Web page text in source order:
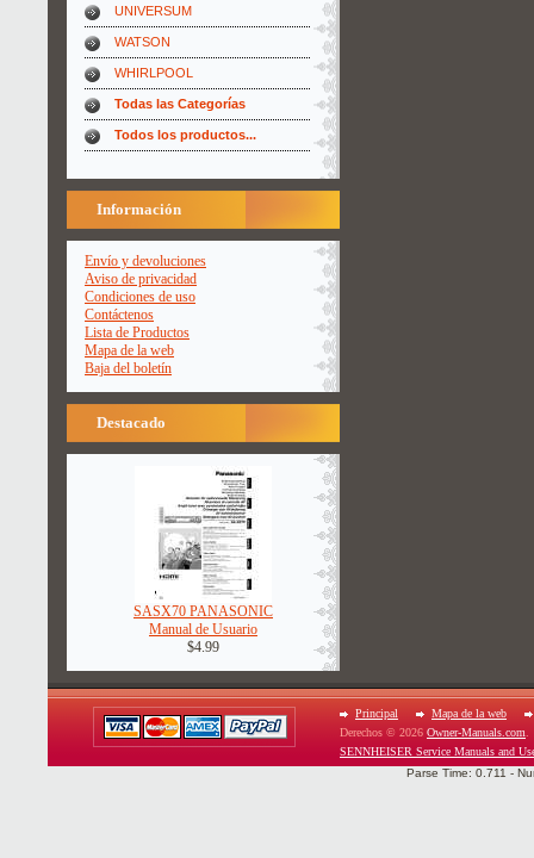
UNIVERSUM
WATSON
WHIRLPOOL
Todas las Categorías
Todos los productos...
Información
Envío y devoluciones
Aviso de privacidad
Condiciones de uso
Contáctenos
Lista de Productos
Mapa de la web
Baja del boletín
Destacado
SASX70 PANASONIC
Manual de Usuario
$4.99
Principal
Mapa de la web
Derechos © 2026 Owner-Manuals.com
SENNHEISER Service Manuals and
Parse Time: 0.711 -